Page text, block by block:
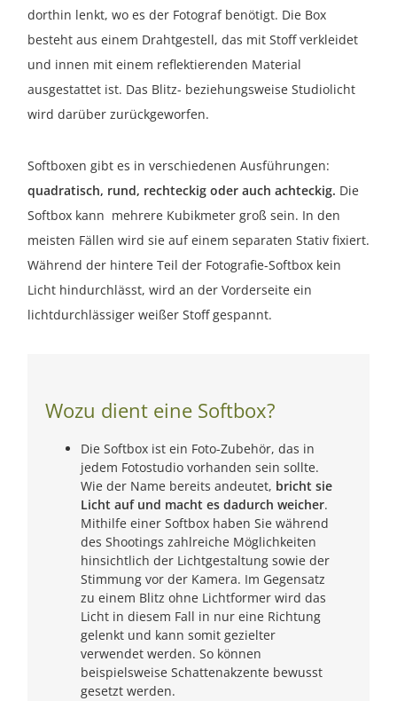
dorthin lenkt, wo es der Fotograf benötigt. Die Box
besteht aus einem Drahtgestell, das mit Stoff verkleidet
und innen mit einem reflektierenden Material
ausgestattet ist. Das Blitz- beziehungsweise Studiolicht
wird darüber zurückgeworfen.
Softboxen gibt es in verschiedenen Ausführungen:
quadratisch, rund, rechteckig oder auch achteckig. Die
Softbox kann mehrere Kubikmeter groß sein. In den
meisten Fällen wird sie auf einem separaten Stativ fixiert.
Während der hintere Teil der Fotografie-Softbox kein
Licht hindurchlässt, wird an der Vorderseite ein
lichtdurchlässiger weißer Stoff gespannt.
Wozu dient eine Softbox?
Die Softbox ist ein Foto-Zubehör, das in
jedem Fotostudio vorhanden sein sollte.
Wie der Name bereits andeutet, bricht sie
Licht auf und macht es dadurch weicher.
Mithilfe einer Softbox haben Sie während
des Shootings zahlreiche Möglichkeiten
hinsichtlich der Lichtgestaltung sowie der
Stimmung vor der Kamera. Im Gegensatz
zu einem Blitz ohne Lichtformer wird das
Licht in diesem Fall in nur eine Richtung
gelenkt und kann somit gezielter
verwendet werden. So können
beispielsweise Schattenakzente bewusst
gesetzt werden.